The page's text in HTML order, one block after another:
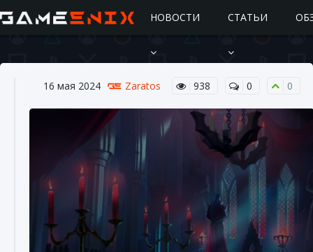
НОВОСТИ СТАТЬИ
Подробное руководство по получению
самоцветов Brawl Stars
10 августа 2024 2 685 0 1
16 мая 2024 Zaratos 938 0 0